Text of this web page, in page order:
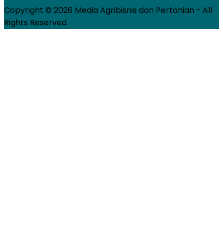
Copyright © 2026 Media Agribisnis dan Pertanian - All
Rights Reserved